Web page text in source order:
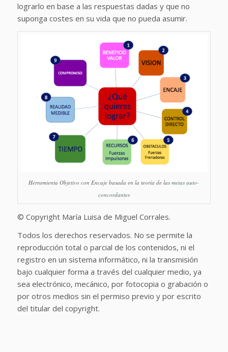
lograrlo en base a las respuestas dadas y que no
suponga costes en su vida que no pueda asumir.
Herramienta Objetivo con Encaje basada en la teoría de lasmetas auto-
concordantes
© Copyright María Luisa de Miguel Corrales.
Todos los derechos reservados. No se permite la
reproducción total o parcial de los contenidos, ni el
registro en un sistema informático, ni la transmisión
bajo cualquier forma a través del cualquier medio, ya
sea electrónico, mecánico, por fotocopia o grabación o
por otros medios sin el permiso previo y por escrito
del titular del copyright.